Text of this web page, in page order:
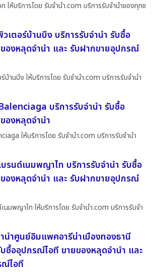
ให้บริการโดย รับจํานํา.com บริการรับจำนำของทุกช
เตอร์บ้านบึง บริการรับจำนำ รับซื้อ
องหลุดจำนำ และ รับฝากขายอุปกรณ์
บ้านบึง ให้บริการโดย รับจํานํา.com บริการรับจำนำ
บริการรับจำนำ รับซื้อ
องหลุดจำนำ
ให้บริการโดย รับจํานํา.com บริการรับจำนำ
บรนด์เนมพญาไท บริการรับจำนำ รับซื้อ
องหลุดจำนำ และ รับฝากขายอุปกรณ์
นมพญาไท ให้บริการโดย รับจํานํา.com บริการรับจำ
นำศูนย์อิมแพคอารีน่าเมืองทองธานี
ซื้ออุปกรณ์ไอที ขายของหลุดจำนำ และ
ณ์ไอที